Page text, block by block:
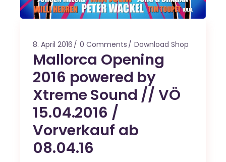
8. April 2016 0 Comments Download Shop
Mallorca Opening
2016 powered by
Xtreme Sound // VÖ
15.04.2016 /
Vorverkauf ab
08.04.16